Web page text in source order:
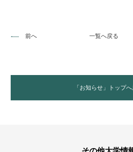
前へ 一覧へ戻る
「お知らせ」トップ